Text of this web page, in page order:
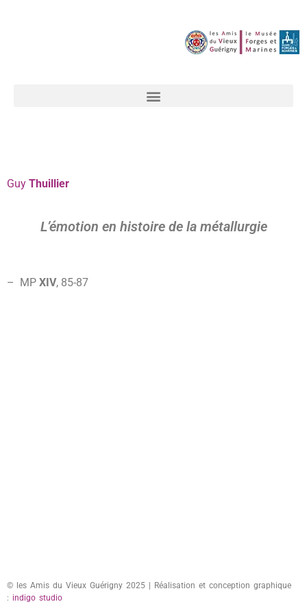
Guy Thuillier
L’émotion en histoire de la métallurgie
– MP XIV, 85-87
© les Amis du Vieux Guérigny 2025 | Réalisation et conception graphique
: indigo studio